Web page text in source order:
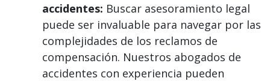
accidentes: Buscar asesoramiento legal
puede ser invaluable para navegar por las
complejidades de los reclamos de
compensación. Nuestros abogados de
accidentes con experiencia pueden